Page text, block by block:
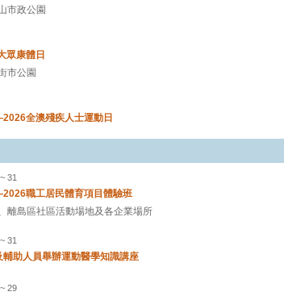
市政公園
眾康體日
市公園
全澳殘疾人士運動日
31
職工居民體育項目體驗班
離島區社區活動場地及各企業場所
31
輔助人員舉辦運動醫學知識講座
29